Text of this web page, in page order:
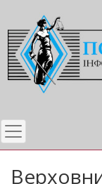
до
основного
вмісту